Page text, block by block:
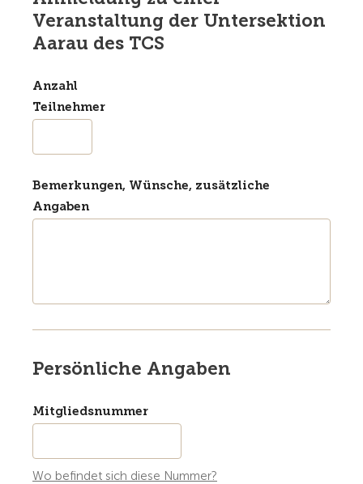
Veranstaltung der Untersektion
Aarau des TCS
Anzahl
Teilnehmer
Bemerkungen, Wünsche, zusätzliche
Angaben
Persönliche Angaben
Mitgliedsnummer
Wo befindet sich diese Nummer?